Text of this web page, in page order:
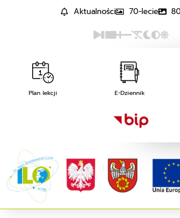
Aktualności 70-lecie
Plan lekcji E-Dziennik